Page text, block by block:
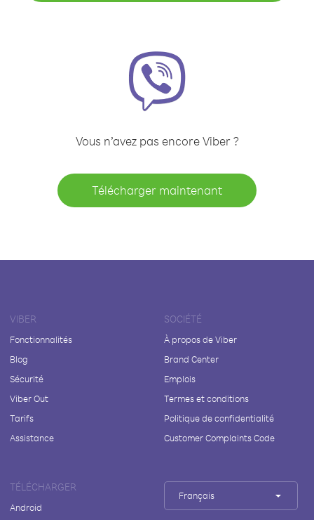
Vous n’avez pas encore Viber ?
Télécharger maintenant
VIBER
Fonctionnalités
Blog
Sécurité
Viber Out
Tarifs
Assistance
SOCIÉTÉ
À propos de Viber
Brand Center
Emplois
Termes et conditions
Politique de confidentialité
Customer Complaints Code
TÉLÉCHARGER
Android
Français